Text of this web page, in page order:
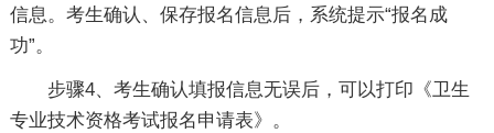
信息。考生确认、保存报名信息后，系统提示“报名成
功”。
步骤4、考生确认填报信息无误后，可以打印《卫生
专业技术资格考试报名申请表》。